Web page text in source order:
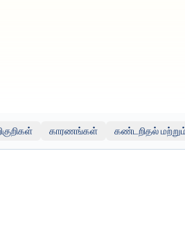
காரணங்கள் கண்டறிதல்